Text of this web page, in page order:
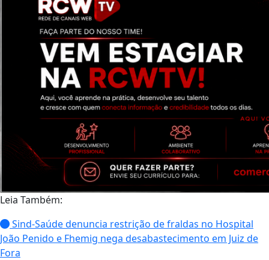
Leia Também:
Sind-Saúde denuncia restrição de fraldas no Hospital
João Penido e Fhemig nega desabastecimento em Juiz de
Fora